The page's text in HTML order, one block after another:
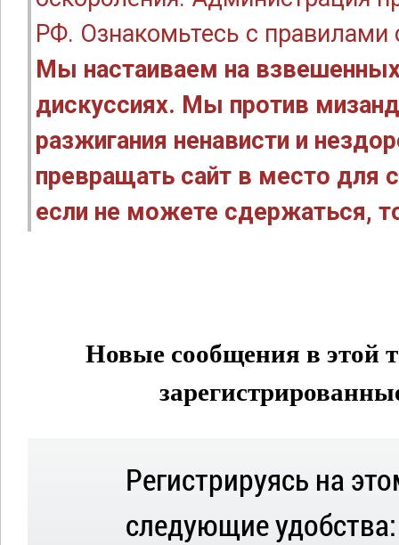
РФ. Ознакомьтесь с правилами
Мы настаиваем на
дискуссиях. Мы против
разжигания ненависти и
превращать сайт в место для
если не можете сдержаться,
Новые сообщения в этой
Регистрируясь на
следующие удобства: